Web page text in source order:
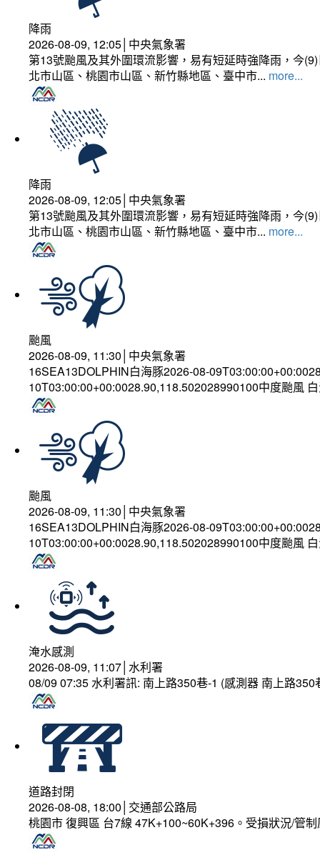
降雨
2026-08-09, 12:05│中央氣象署
第13號颱風及其外圍環流影響，易有短延時強降雨，今
北市山區、桃園市山區、新竹縣地區、臺中市... more...
降雨
2026-08-09, 12:05│中央氣象署
第13號颱風及其外圍環流影響，易有短延時強降雨，今
北市山區、桃園市山區、新竹縣地區、臺中市... more...
颱風
2026-08-09, 11:30│中央氣象署
16SEA13DOLPHIN白海豚2026-08-
10T03:00:00+00:0028.90,118.502028990100中度颱風
颱風
2026-08-09, 11:30│中央氣象署
16SEA13DOLPHIN白海豚2026-08-
10T03:00:00+00:0028.90,118.502028990100中度颱風
淹水感測
2026-08-09, 11:07│水利署
08/09 07:35 水利署訊: 南上路350巷-1 (感測器 南上路
道路封閉
2026-08-08, 18:00│交通部公路局
桃園市 復興區 台7線 47K+100~60K+396。受損狀況/管